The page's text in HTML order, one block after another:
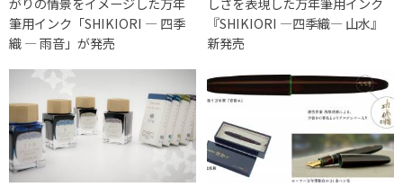
筆用インク「SHIKIORI ― 四季
織 ― 雨音」が発売
『SHIKIORI ―四季織― 山水』
新発売